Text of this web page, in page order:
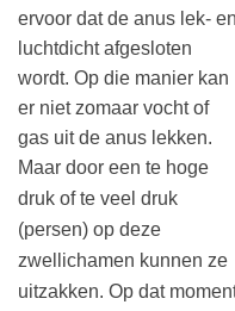
ervoor dat de anus lek- en
luchtdicht afgesloten
wordt. Op die manier kan
er niet zomaar vocht of
gas uit de anus lekken.
Maar door een te hoge
druk of te veel druk
(persen) op deze
zwellichamen kunnen ze
uitzakken. Op dat